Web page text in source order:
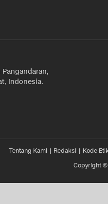
Indonesia.
Tentang Kami Redaksi Kode
Copyright ©